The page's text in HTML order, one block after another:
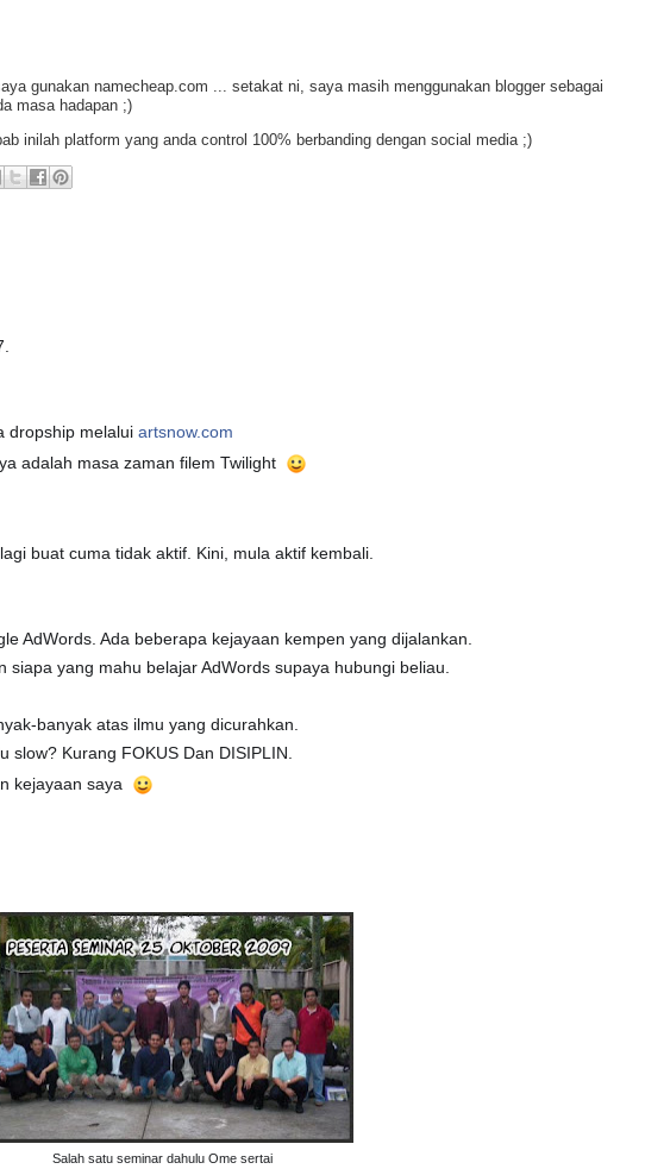
gunakan namecheap.com ... setakat ni, saya masih menggunakan blogger sebagai
masa hadapan ;)
inilah platform yang anda control 100% berbanding dengan social media ;)
dropship melalui artsnow.com
adalah masa zaman filem Twilight
buat cuma tidak aktif. Kini, mula aktif kembali.
AdWords. Ada beberapa kejayaan kempen yang dijalankan.
yang mahu belajar AdWords supaya hubungi beliau.
banyak atas ilmu yang dicurahkan.
Kurang FOKUS Dan DISIPLIN.
kejayaan saya
Salah satu seminar dahulu Ome sertai